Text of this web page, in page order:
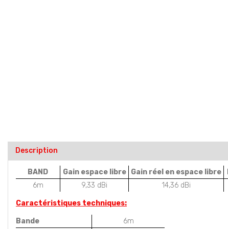
Description
BAND Gain espace libre Gain réel en espace libre
6m
9,33 dBi 14,36 dBi
Caractéristiques techniques:
Bande 6m